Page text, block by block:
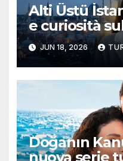
Alti Üstü
e curiosità
turca
JUN 18, 2026
Doğanın
nuova serie